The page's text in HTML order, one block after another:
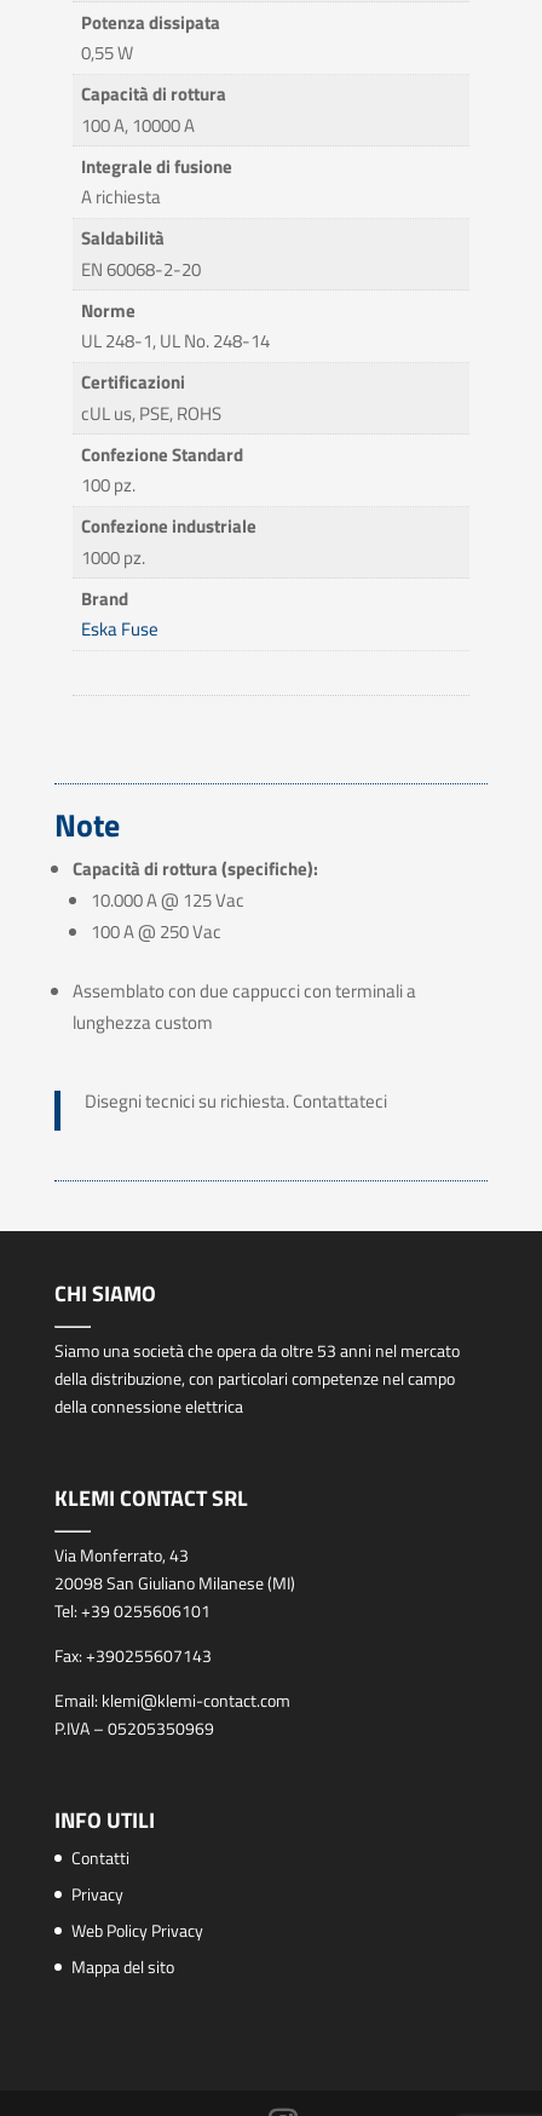
Potenza dissipata
0,55 W
Capacità di rottura
100 A, 10000 A
Integrale di fusione
A richiesta
Saldabilità
EN 60068-2-20
Norme
UL 248-1, UL No. 248-14
Certificazioni
cUL us, PSE, ROHS
Confezione Standard
100 pz.
Confezione industriale
1000 pz.
Brand
Eska Fuse
Note
Capacità di rottura (specifiche):
10.000 A @ 125 Vac
100 A @ 250 Vac
Assemblato con due cappucci con terminali a
lunghezza custom
Disegni tecnici su richiesta. Contattateci
CHI SIAMO
Siamo una società che opera da oltre 53 anni nel mercato
della distribuzione, con particolari competenze nel campo
della connessione elettrica
KLEMI CONTACT SRL
Via Monferrato, 43
20098 San Giuliano Milanese (MI)
Tel:+39 0255606101
Fax:+390255607143
Email: klemi@klemi-contact.com
P.IVA – 05205350969
INFO UTILI
Contatti
Privacy
Web Policy Privacy
Mappa del sito